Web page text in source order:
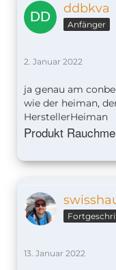
ddbkva
Anfänger
2. Januar 2022
ja genau am
wie der heiman,
HerstellerHeiman
Produkt
13. Januar 2022